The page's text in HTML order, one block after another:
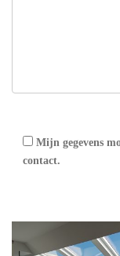
Mijn gegevens
contact.